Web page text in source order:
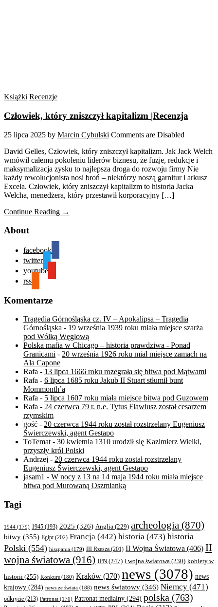
Książki Recenzje
Człowiek, który zniszczył kapitalizm |Recenzja
25 lipca 2025 by Marcin Cybulski Comments are Disabled
David Gelles, Człowiek, który zniszczył kapitalizm. Jak Jack Welch
wmówił całemu pokoleniu liderów biznesu, że fuzje, redukcje i
maksymalizacja zysku to najlepsza droga do rozwoju firmy Nie
każdy rewolucjonista nosi broń – niektórzy noszą garnitur i arkusz
Excela. Człowiek, który zniszczył kapitalizm to historia Jacka
Welcha, menedżera, który przestawił korporacyjny […]
Continue Reading →
About
facebook
twitter
youtube
rss
Komentarze
Tragedia Górnośląska cz. IV – Apokalipsa – Tragedia
Górnośląska - 19 września 1939 roku miała miejsce szarża
pod Wólką Węglową
Polska mafia w Chicago – historia prawdziwa - Ponad
Granicami - 20 września 1926 roku miał miejsce zamach na
Ala Capone
Rafa - 13 lipca 1666 roku rozegrała się bitwa pod Mątwami
Rafa - 6 lipca 1685 roku Jakub II Stuart stłumił bunt
Mommonth’a
Rafa - 5 lipca 1607 roku miała miejsce bitwa pod Guzowem
Rafa - 24 czerwca 79 r. n.e. Tytus Flawiusz został cesarzem
rzymskim
gość - 20 czerwca 1944 roku został rozstrzelany Eugeniusz
Świerczewski, agent Gestapo
ToTemat- 30 kwietnia 1310 urodził się Kazimierz Wielki,
przyszły król Polski
Andrzej - 20 czerwca 1944 roku został rozstrzelany
Eugeniusz Świerczewski, agent Gestapo
jasam1 - W nocy z 13 na 14 maja 1944 roku miała miejsce
bitwa pod Murowaną Oszmianką
Tagi
1944 (179) 1945 (193) 2025 (326) Anglia (229) archeologia (870)
bitwy (355) Egipt(202) Francja (442) historia (473) historia
Polski (554) hiszpania (179) III Rzesza (201) II Wojna Światowa (406) II
wojna światowa (916) IPN (247) I wojna światowa (230) kobiety w
historii (255) Konkurs (180) Kraków (370) news (3078) news
krajowy (284) news ze świata (188) news światowy (346) Niemcy (471)
odkrycie (213) Patronat (170) Patronat medialny (294) polska (763)